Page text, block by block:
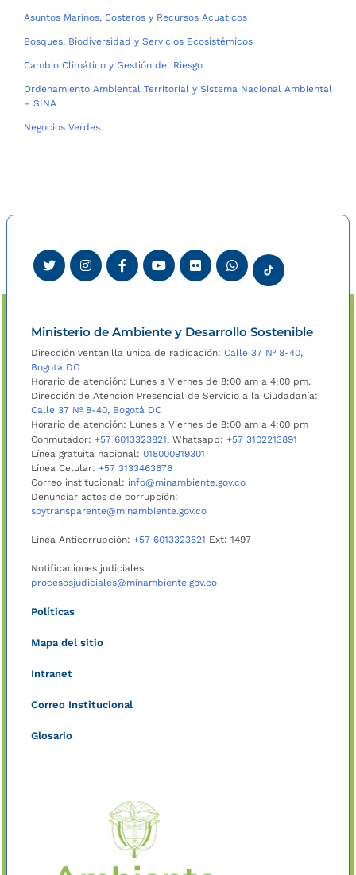
Asuntos Marinos, Costeros y Recursos Acuáticos
Bosques, Biodiversidad y Servicios Ecosistémicos
Cambio Climático y Gestión del Riesgo
Ordenamiento Ambiental Territorial y Sistema Nacional Ambiental
– SINA
Negocios Verdes
Ministerio de Ambiente y Desarrollo Sostenible
Dirección ventanilla única de radicación: Calle 37 Nº 8-40,
Bogotá DC
Horario de atención: Lunes a Viernes de 8:00 am a 4:00 pm.
Dirección de Atención Presencial de Servicio a la Ciudadanía:
Calle 37 Nº 8-40, Bogotá DC
Horario de atención: Lunes a Viernes de 8:00 am a 4:00 pm
Conmutador: +57 6013323821, Whatsapp: +57 3102213891
Línea gratuita nacional: 018000919301
Línea Celular: +57 3133463676
Correo institucional: info@minambiente.gov.co
Denunciar actos de corrupción:
soytransparente@minambiente.gov.co
Línea Anticorrupción: +57 6013323821 Ext: 1497
Notificaciones judiciales:
procesosjudiciales@minambiente.gov.co
Políticas
Mapa del sitio
Intranet
Correo Institucional
Glosario